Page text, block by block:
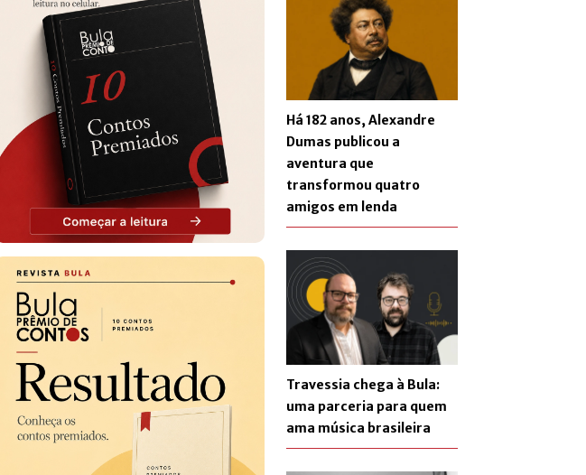
Há 182 anos, Alexandre
Dumas publicou a
aventura que
transformou quatro
amigos em lenda
Travessia chega à Bula:
uma parceria para quem
ama música brasileira